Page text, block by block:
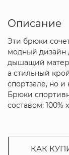
Описание
Эти брюки
модный дизайн
дышащий
а стильный
спортзале, но и
Брюки
составом: 100%
КАК